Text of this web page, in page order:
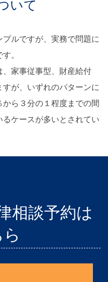
いて
ルですが、実務で問題に
。
家事従事型、財産給付
が、いずれのパターンに
ら３分の１程度までの間
ケースが多いとされてい
相談予約は